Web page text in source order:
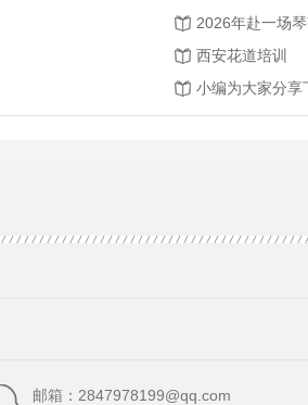
西安花道培训
小编为大家分享
邮箱：2847978199@qq.com